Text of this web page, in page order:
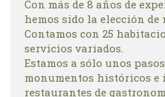
Con más de 8 años de
hemos sido la elección de
Contamos con 25
servicios variados.
Estamos a sólo unos
monumentos históricos e
restaurantes de